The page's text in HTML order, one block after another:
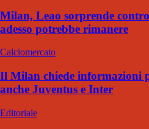
Milan, Leao sorprende
adesso potrebbe rimanere
Calciomercato
Il Milan chiede informazioni
anche Juventus e Inter
Editoriale